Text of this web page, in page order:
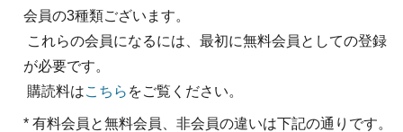
会員の3種類ございます。
これらの会員になるには、最初に無料会員としての登録
が必要です。
購読料はこちら をご覧ください。
* 有料会員と無料会員、非会員の違いは下記の通りです。